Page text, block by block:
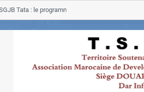
: le programme de rehabilitation post-
sinistrees